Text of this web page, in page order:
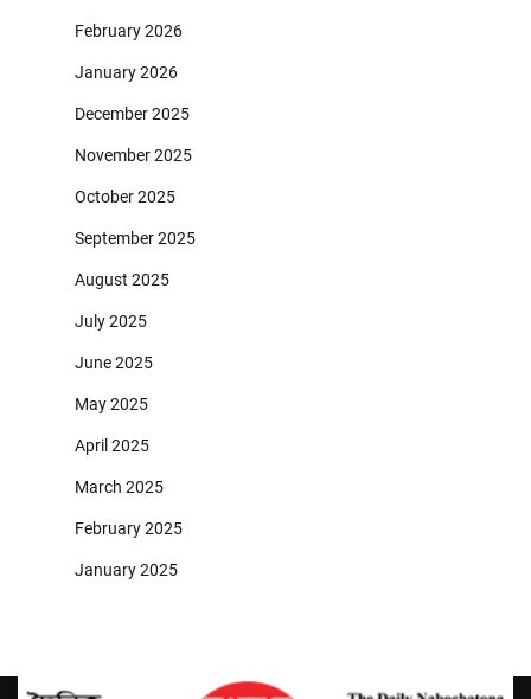
February 2026
January 2026
December 2025
November 2025
October 2025
September 2025
August 2025
July 2025
June 2025
May 2025
April 2025
March 2025
February 2025
January 2025